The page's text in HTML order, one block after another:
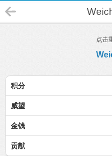
点击
积分
威望
金钱
贡献